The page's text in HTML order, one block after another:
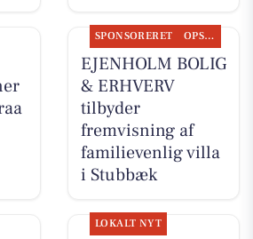
SPONSORERET OPSLAGSTAVLEN
EJENHOLM BOLIG
& ERHVERV
tilbyder
fremvisning af
familievenlig villa
i Stubbæk
LOKALT NYT